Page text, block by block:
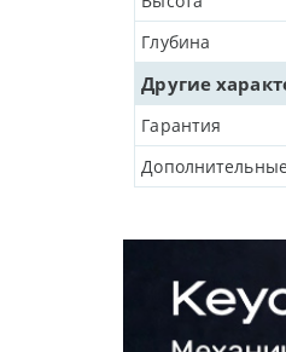
Глубина
Другие
Гарантия